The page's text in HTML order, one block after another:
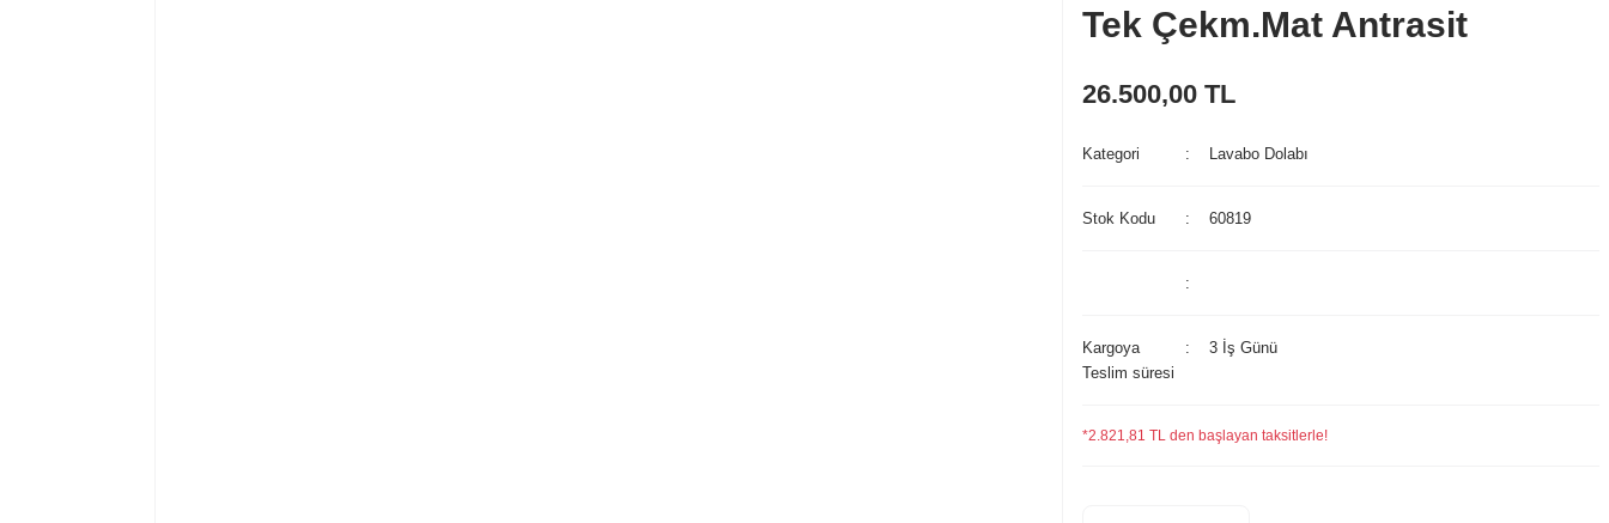
Tek Çekm.Mat Antrasit
26.500,00 TL
Kategori Lavabo Dolabı
Stok Kodu 60819
Kargoya
Teslim süresi
3 İş Günü
*2.821,81 TL den başlayan taksitlerle!